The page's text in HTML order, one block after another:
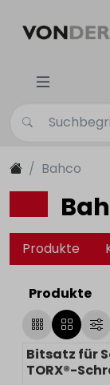
Bahco
Produkte
Produkte
Bitsatz für
TORX®-